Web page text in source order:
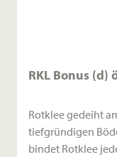
RKL Bonus (d)
Rotklee gedeiht
tiefgründigen
bindet Rotklee jede Menge Stickstoff und hinterlässt eine gute